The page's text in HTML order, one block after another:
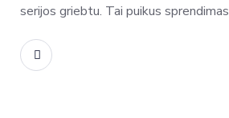
serijos griebtu. Tai puikus